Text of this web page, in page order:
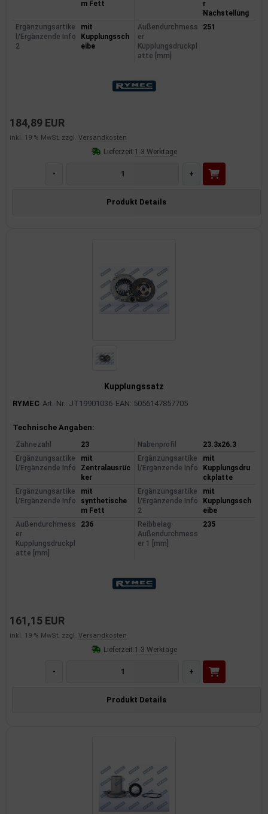
m Fett
r
Nachstellung
Ergänzungsartike
l/Ergänzende Info
2
mit
Kupplungssch
eibe
Außendurchmess
er
Kupplungsdruckpl
atte [mm]
251
184,89 EUR
inkl. 19 % MwSt. zzgl. Versandkosten
Lieferzeit:1-3 Werktage
- +
Produkt Details
Kupplungssatz
RYMEC Art.-Nr.: JT19901036 EAN: 5056147857705
Produktinformationen
Technische Angaben:
Zähnezahl 23 Nabenprofil
23.3x26.3
Ergänzungsartike
l/Ergänzende Info
mit
Zentralausrüc
ker
Ergänzungsartike
l/Ergänzende Info
mit
Kupplungsdru
ckplatte
Ergänzungsartike
l/Ergänzende Info
mit
synthetische
m Fett
Ergänzungsartike
l/Ergänzende Info
2
mit
Kupplungssch
eibe
Außendurchmess
er
Kupplungsdruckpl
atte [mm]
236
Reibbelag-
Außendurchmess
er 1 [mm]
235
161,15 EUR
inkl. 19 % MwSt. zzgl. Versandkosten
Lieferzeit:1-3 Werktage
- +
Produkt Details